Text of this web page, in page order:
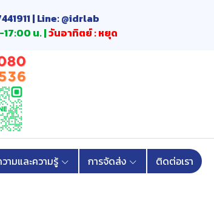
| Line: @idrlab
น. |วันอาทิตย์ : หยุด
ามและความรู้ การจัดส่ง ติดต่อเรา